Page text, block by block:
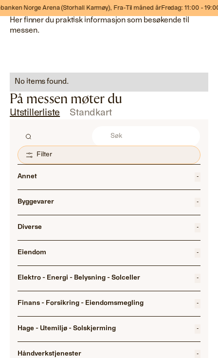
Norge Arena (Storhall Karmøy),Fra-Til måned årFredag: 11:00 - 19:00
Praktisk informasjon om messen
Her finner du praktisk informasjon som besøkende til
messen.
No items found.
På messen møter du
Utstillerliste Standkart
Filter
Annet -
Byggevarer -
Diverse -
Eiendom -
Elektro - Energi - Belysning - Solceller -
Finans - Forsikring - Eiendomsmegling -
Hage - Utemiljø - Solskjerming -
Håndverkstjenester -